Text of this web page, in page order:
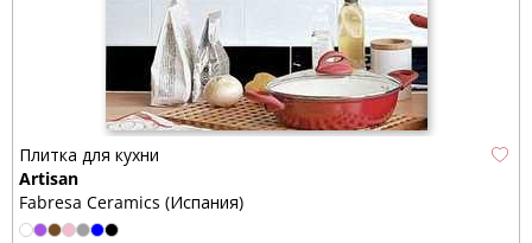
Плитка для кухни
Artisan
Fabresa Ceramics (Испания)